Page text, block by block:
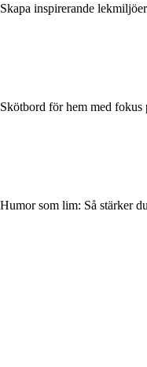
Skapa inspirerande
Skötbord för hem med
Humor som lim: Så stärker